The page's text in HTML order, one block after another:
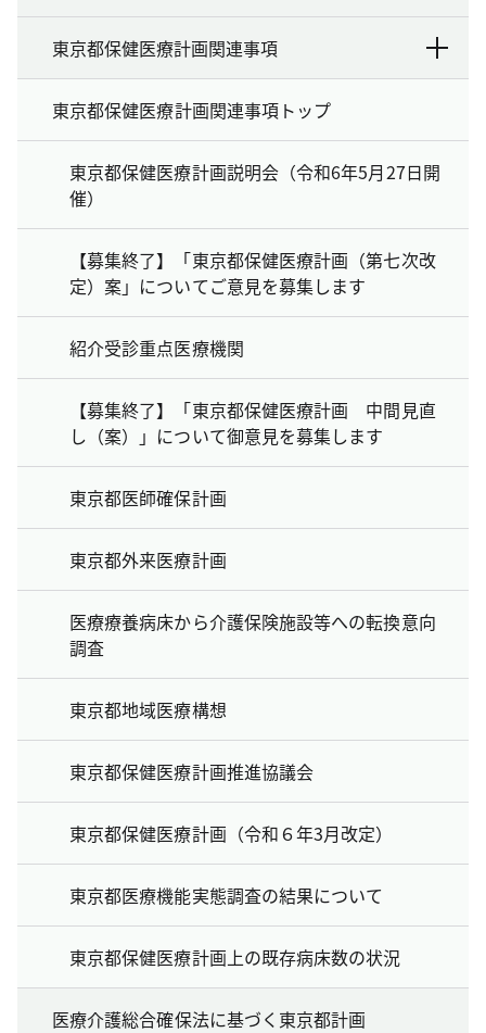
東京都保健医療計画関連事項
東京都保健医療計画関連事項トップ
東京都保健医療計画説明会（令和6年5月27日開
催）
【募集終了】「東京都保健医療計画（第七次改
定）案」についてご意見を募集します
紹介受診重点医療機関
【募集終了】「東京都保健医療計画 中間見直
し（案）」について御意見を募集します
東京都医師確保計画
東京都外来医療計画
医療療養病床から介護保険施設等への転換意向
調査
東京都地域医療構想
東京都保健医療計画推進協議会
東京都保健医療計画（令和６年3月改定）
東京都医療機能実態調査の結果について
東京都保健医療計画上の既存病床数の状況
医療介護総合確保法に基づく東京都計画